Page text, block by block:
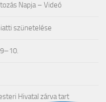
Napja – Videó
szünetelése
Hivatal zárva tart